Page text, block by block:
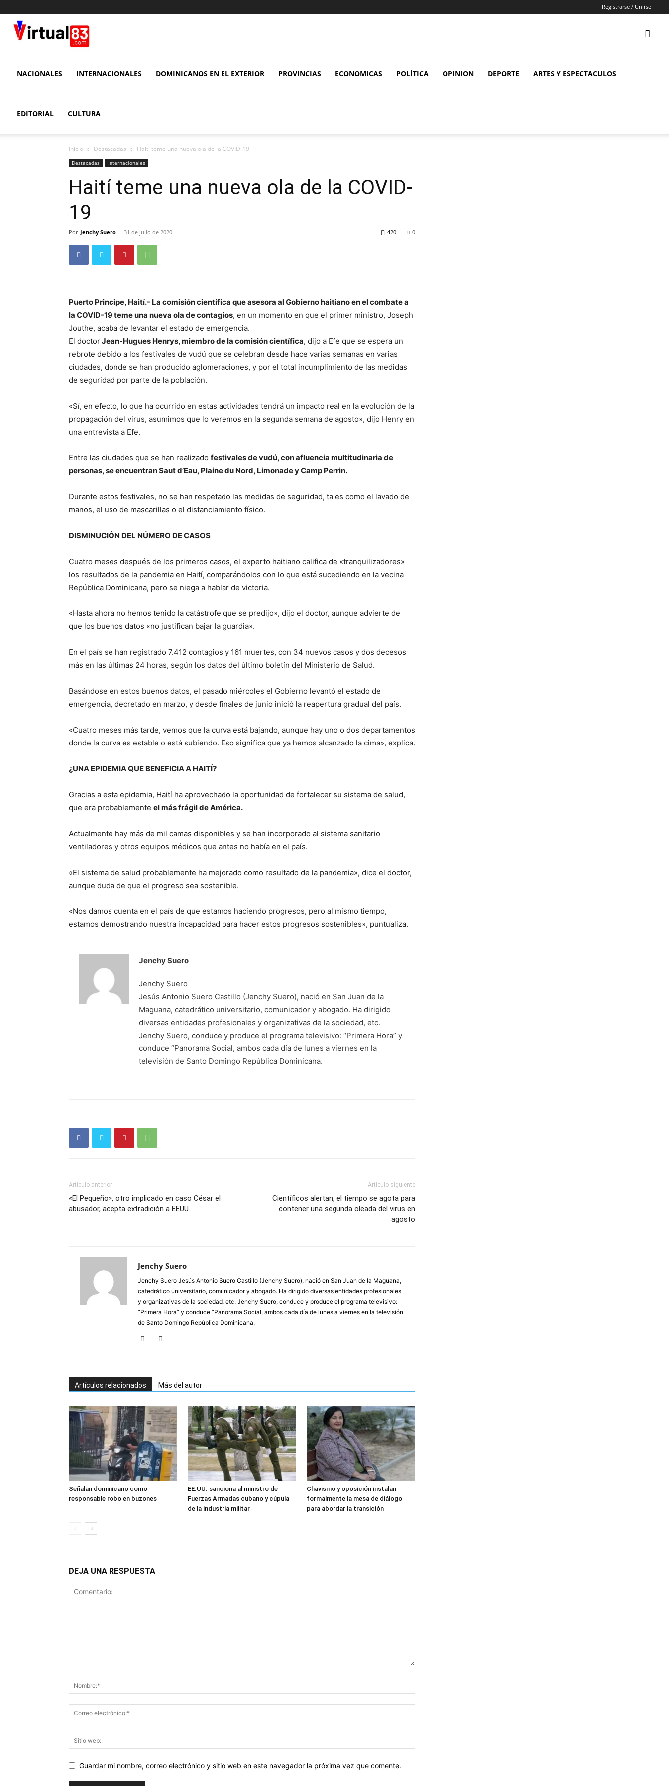
Registrarse / Unirse
83
NACIONALES INTERNACIONALES DOMINICANOS EN EL EXTERIOR PROVINCIAS ECONOMICAS POLÍTICA OPINION DEPORTE ARTES Y ESPECTACULOS
EDITORIAL CULTURA
Inicio Destacadas Haití teme una nueva ola de la COVID-19
Destacadas Internacionales
Haití teme una nueva ola de la COVID-
19
Por Jenchy Suero - 31 de julio de 2020 0
420
Puerto Principe, Haití.- La comisión científica que asesora al Gobierno haitiano en el combate a
la COVID-19 teme una nueva ola de contagios, en un momento en que el primer ministro, Joseph
Jouthe, acaba de levantar el estado de emergencia.
El doctorJean-Hugues Henrys, miembro de la comisión científica, dijo a Efe que se espera un
rebrote debido a los festivales de vudú que se celebran desde hace varias semanas en varias
ciudades, donde se han producido aglomeraciones, y por el total incumplimiento de las medidas
de seguridad por parte de la población.
«Sí, en efecto, lo que ha ocurrido en estas actividades tendrá un impacto real en la evolución de la
propagación del virus, asumimos que lo veremos en la segunda semana de agosto», dijo Henry en
una entrevista a Efe.
Entre las ciudades que se han realizado festivales de vudú, con afluencia multitudinaria de
personas, se encuentran Saut d’Eau, Plaine du Nord, Limonade y Camp Perrin.
Durante estos festivales, no se han respetado las medidas de seguridad, tales como el lavado de
manos, el uso de mascarillas o el distanciamiento físico.
DISMINUCIÓN DEL NÚMERO DE CASOS
Cuatro meses después de los primeros casos, el experto haitiano califica de «tranquilizadores»
los resultados de la pandemia en Haití, comparándolos con lo que está sucediendo en la vecina
República Dominicana, pero se niega a hablar de victoria.
«Hasta ahora no hemos tenido la catástrofe que se predijo», dijo el doctor, aunque advierte de
que los buenos datos «no justifican bajar la guardia».
En el país se han registrado 7.412 contagios y 161 muertes, con 34 nuevos casos y dos decesos
más en las últimas 24 horas, según los datos del último boletín del Ministerio de Salud.
Basándose en estos buenos datos, el pasado miércoles el Gobierno levantó el estado de
emergencia, decretado en marzo, y desde finales de junio inició la reapertura gradual del país.
«Cuatro meses más tarde, vemos que la curva está bajando, aunque hay uno o dos departamentos
donde la curva es estable o está subiendo. Eso significa que ya hemos alcanzado la cima», explica.
¿UNA EPIDEMIA QUE BENEFICIA A HAITÍ?
Gracias a esta epidemia, Haití ha aprovechado la oportunidad de fortalecer su sistema de salud,
que era probablemente el más frágil de América.
Actualmente hay más de mil camas disponibles y se han incorporado al sistema sanitario
ventiladores y otros equipos médicos que antes no había en el país.
«El sistema de salud probablemente ha mejorado como resultado de la pandemia», dice el doctor,
aunque duda de que el progreso sea sostenible.
«Nos damos cuenta en el país de que estamos haciendo progresos, pero al mismo tiempo,
estamos demostrando nuestra incapacidad para hacer estos progresos sostenibles», puntualiza.
Jenchy Suero
Jenchy Suero
Jesús Antonio Suero Castillo (Jenchy Suero), nació en San Juan de la
Maguana, catedrático universitario, comunicador y abogado. Ha dirigido
diversas entidades profesionales y organizativas de la sociedad, etc.
Jenchy Suero, conduce y produce el programa televisivo: “Primera Hora” y
conduce “Panorama Social, ambos cada día de lunes a viernes en la
televisión de Santo Domingo República Dominicana.
Artículo anterior
«El Pequeño», otro implicado en caso César el
abusador, acepta extradición a EEUU
Artículo siguiente
Científicos alertan, el tiempo se agota para
contener una segunda oleada del virus en
agosto
Jenchy Suero
Jenchy Suero Jesús Antonio Suero Castillo (Jenchy Suero), nació en San Juan de la Maguana,
catedrático universitario, comunicador y abogado. Ha dirigido diversas entidades profesionales
y organizativas de la sociedad, etc. Jenchy Suero, conduce y produce el programa televisivo:
“Primera Hora” y conduce “Panorama Social, ambos cada día de lunes a viernes en la televisión
de Santo Domingo República Dominicana.
Artículos relacionados Más del autor
Señalan dominicano como
responsable robo en buzones
EE.UU. sanciona al ministro de
Fuerzas Armadas cubano y cúpula
de la industria militar
Chavismo y oposición instalan
formalmente la mesa de diálogo
para abordar la transición
DEJA UNA RESPUESTA
Guardar mi nombre, correo electrónico y sitio web en este navegador la próxima vez que comente.